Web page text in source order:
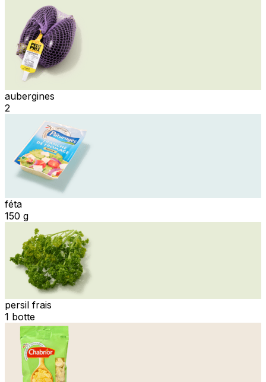
aubergines
2
féta
150 g
persil frais
1 botte